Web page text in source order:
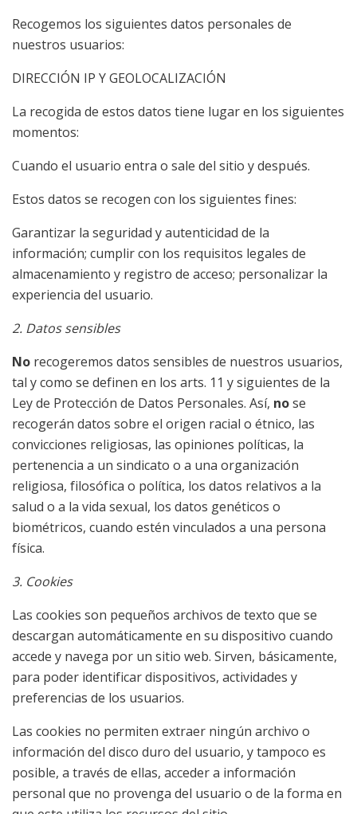
Recogemos los siguientes datos personales de
nuestros usuarios:
DIRECCIÓN IP Y GEOLOCALIZACIÓN
La recogida de estos datos tiene lugar en los siguientes
momentos:
Cuando el usuario entra o sale del sitio y después.
Estos datos se recogen con los siguientes fines:
Garantizar la seguridad y autenticidad de la
información; cumplir con los requisitos legales de
almacenamiento y registro de acceso; personalizar la
experiencia del usuario.
2. Datos sensibles
No recogeremos datos sensibles de nuestros usuarios,
tal y como se definen en los arts. 11 y siguientes de la
Ley de Protección de Datos Personales. Así, nose
recogerán datos sobre el origen racial o étnico, las
convicciones religiosas, las opiniones políticas, la
pertenencia a un sindicato o a una organización
religiosa, filosófica o política, los datos relativos a la
salud o a la vida sexual, los datos genéticos o
biométricos, cuando estén vinculados a una persona
física.
3. Cookies
Las cookies son pequeños archivos de texto que se
descargan automáticamente en su dispositivo cuando
accede y navega por un sitio web. Sirven, básicamente,
para poder identificar dispositivos, actividades y
preferencias de los usuarios.
Las cookies no permiten extraer ningún archivo o
información del disco duro del usuario, y tampoco es
posible, a través de ellas, acceder a información
personal que no provenga del usuario o de la forma en